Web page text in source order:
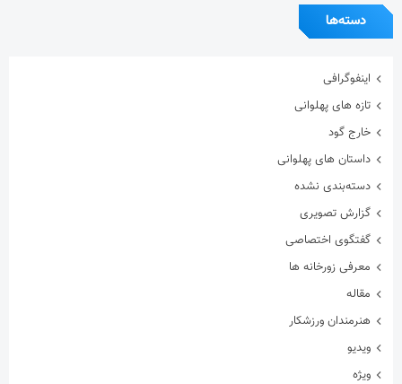
خارج گود
داستان های پهلوانی
دسته‌بندی نشده
گزارش تصویری
گفتگوی اختصاصی
معرفی زورخانه ها
هنرمندان ورزشکار
ویدیو